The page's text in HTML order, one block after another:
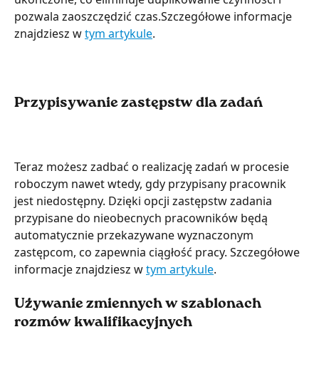
pozwala zaoszczędzić czas.Szczegółowe informacje
znajdziesz w tym artykule.
Przypisywanie zastępstw dla zadań
Teraz możesz zadbać o realizację zadań w procesie
roboczym nawet wtedy, gdy przypisany pracownik
jest niedostępny. Dzięki opcji zastępstw zadania
przypisane do nieobecnych pracowników będą
automatycznie przekazywane wyznaczonym
zastępcom, co zapewnia ciągłość pracy. Szczegółowe
informacje znajdziesz w tym artykule.
Używanie zmiennych w szablonach
rozmów kwalifikacyjnych